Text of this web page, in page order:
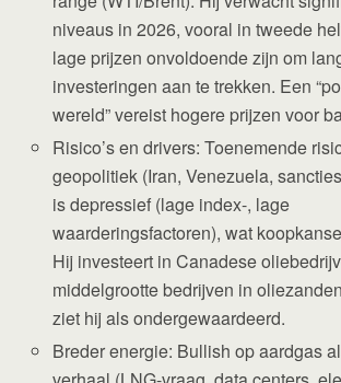
niveaus in 2026, vooral in tweede
lage prijzen onvoldoende zijn om
investeringen aan te trekken. Een
wereld” vereist hogere prijzen voor
Risico’s en drivers: Toenemende
geopolitiek (Iran, Venezuela,
is depressief (lage index-, lage
waarderingsfactoren), wat
Hij investeert in Canadese
middelgrootte bedrijven in
ziet hij als ondergewaardeerd.
Breder energie: Bullish op aardgas